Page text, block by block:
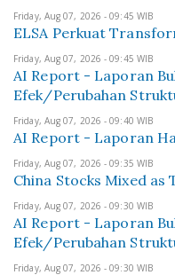
Friday, Aug 07, 2026 - 09:45 WIB
ELSA Perkuat
Friday, Aug 07, 2026 - 09:45 WIB
AI Report - Laporan
Efek/Perubahan
Friday, Aug 07, 2026 - 09:40 WIB
AI Report - Laporan
Friday, Aug 07, 2026 - 09:35 WIB
China Stocks Mixed as
Friday, Aug 07, 2026 - 09:30 WIB
AI Report - Laporan
Efek/Perubahan
Friday, Aug 07, 2026 - 09:30 WIB